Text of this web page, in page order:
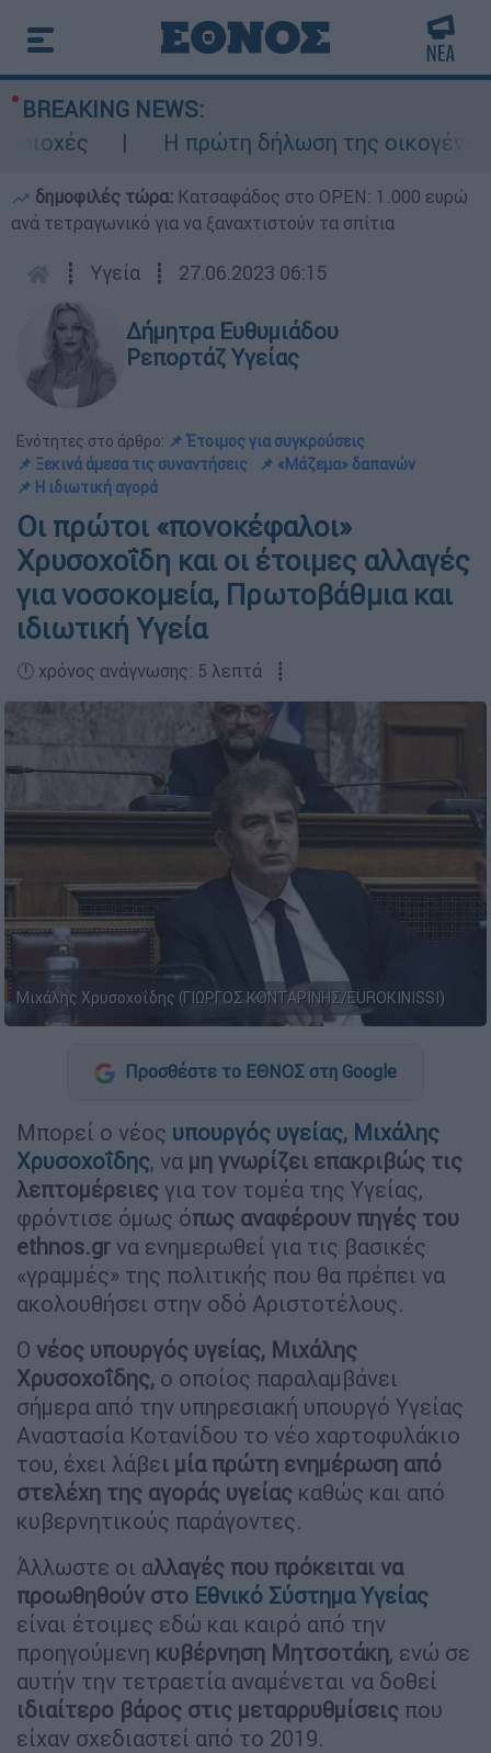
BREAKING NEWS:
Η πρώτη δήλωση της οικογένειας
δημοφιλές τώρα: Κατσαφάδος στο OPEN: 1.000 ευρώ
ανά τετραγωνικό για να ξαναχτιστούν τα σπίτια
┋ Υγεία ┋ 27.06.2023 06:15
Δήμητρα Ευθυμιάδου
Ρεπορτάζ Υγείας
Ενότητες στο άρθρο: 📌 Έτοιμος για συγκρούσεις
📌 Ξεκινά άμεσα τις συναντήσεις
📌 «Μάζεμα» δαπανών
📌 Η ιδιωτική αγορά
Οι πρώτοι «πονοκέφαλοι»
Χρυσοχοΐδη και οι έτοιμες αλλαγές
για νοσοκομεία, Πρωτοβάθμια και
ιδιωτική Υγεία
🕛 χρόνος ανάγνωσης: 5 λεπτά ┋
Μιχάλης Χρυσοχοΐδης (ΓΙΩΡΓΟΣ ΚΟΝΤΑΡΙΝΗΣ/EUROKINISSI)
Προσθέστε το ΕΘΝΟΣ στη Google
Μπορεί ο νέος υπουργός υγείας, Μιχάλης
Χρυσοχοΐδης, να μη γνωρίζει επακριβώς τις
λεπτομέρειες για τον τομέα της Υγείας,
φρόντισε όμως όπως αναφέρουν πηγές του
ethnos.gr να ενημερωθεί για τις βασικές
«γραμμές» της πολιτικής που θα πρέπει να
ακολουθήσει στην οδό Αριστοτέλους.
Ο νέος υπουργός υγείας, Μιχάλης
Χρυσοχοΐδης, ο οποίος παραλαμβάνει
σήμερα από την υπηρεσιακή υπουργό Υγείας
Αναστασία Κοτανίδου το νέο χαρτοφυλάκιο
του, έχει λάβει μία πρώτη ενημέρωση από
στελέχη της αγοράς υγείας καθώς και από
κυβερνητικούς παράγοντες.
Άλλωστε οι αλλαγές που πρόκειται να
προωθηθούν στο Εθνικό Σύστημα Υγείας
είναι έτοιμες εδώ και καιρό από την
προηγούμενη κυβέρνηση Μητσοτάκη, ενώ σε
αυτήν την τετραετία αναμένεται να δοθεί
ιδιαίτερο βάρος στις μεταρρυθμίσεις που
είχαν σχεδιαστεί από το 2019.